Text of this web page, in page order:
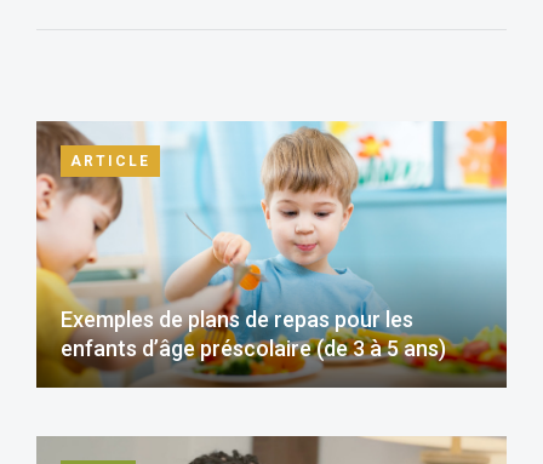
ARTICLE
Exemples de plans de repas pour les
enfants d’âge préscolaire (de 3 à 5 ans)